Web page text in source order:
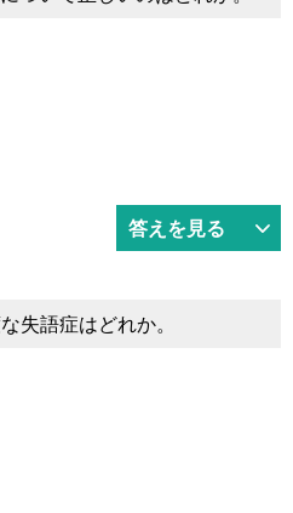
答えを見る
失語症はどれか。